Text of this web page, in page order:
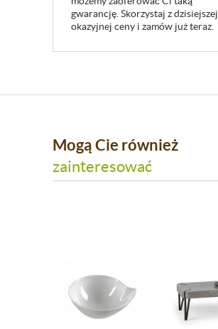
gwarancję. Skorzystaj z dzisiejszej
okazyjnej ceny i zamów już teraz.
Mogą Cie również
zainteresować